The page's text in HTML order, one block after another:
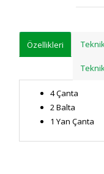
Özellikleri
4 Çanta
2 Balta
1 Yan Çanta